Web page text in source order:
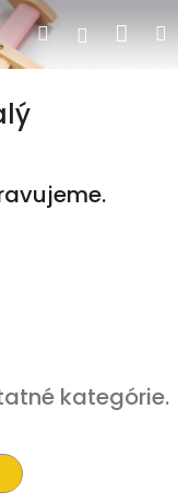
Hľadať
kategórie.